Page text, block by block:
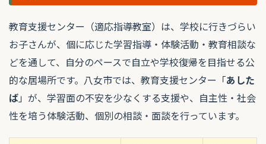
教育支援センター（適応指導教室）は、学校に行きづらい
お子さんが、個に応じた学習指導・体験活動・教育相談な
どを通して、自分のペースで自立や学校復帰を目指せる公
的な居場所です。八女市では、教育支援センター「あした
ば」が、学習面の不安を少なくする支援や、自主性・社会
性を培う体験活動、個別の相談・面談を行っています。